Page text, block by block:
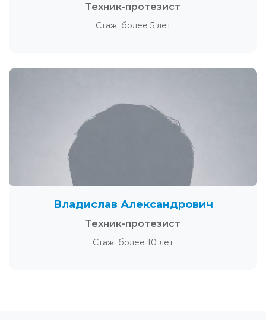
Техник-протезист
Стаж: более 5 лет
Владислав Александрович
Техник-протезист
Стаж: более 10 лет